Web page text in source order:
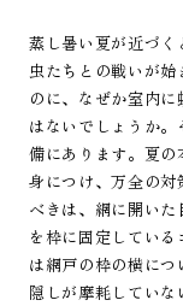
蒸し暑い夏が近づく
虫たちとの戦いが
のに、なぜか室内
はないでしょうか
備にあります。夏の
身につけ、万全の
べきは、網に開い
を枠に固定してい
は網戸の枠の横に
隠しが摩耗してい